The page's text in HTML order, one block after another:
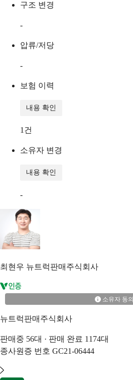
구조 변경
-
압류/저당
-
보험 이력
내용 확인
1 건
소유자 변경
내용 확인
-
최현우 뉴트럭판매주식회사
소유자 동의
뉴트럭판매주식회사
판매중 56대 · 판매 완료 1174대
종사원증 번호 GC21-06444